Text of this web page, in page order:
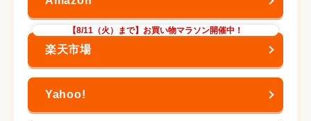
【8/11（火）まで】お買い物マラソン開催中！